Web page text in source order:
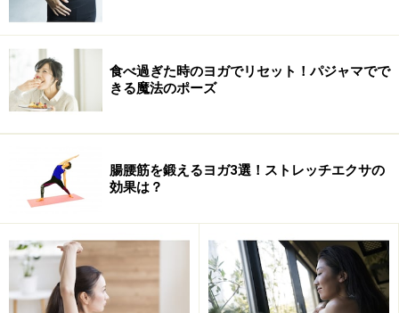
食べ過ぎた時のヨガでリセット！パジャマでで
きる魔法のポーズ
腸腰筋を鍛えるヨガ3選！ストレッチエクサの
効果は？